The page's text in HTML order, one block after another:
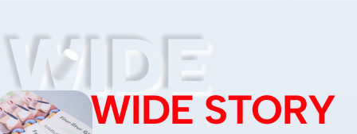
WIDE
WIDE STORY